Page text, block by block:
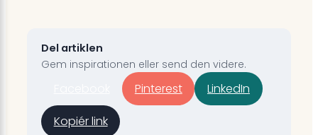
Del artiklen
Gem inspirationen eller send den videre.
Pinterest LinkedIn
Kopiér link